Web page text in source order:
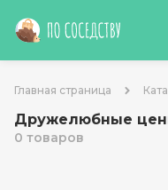
Главная страница
Дружелюбные
0 товаров